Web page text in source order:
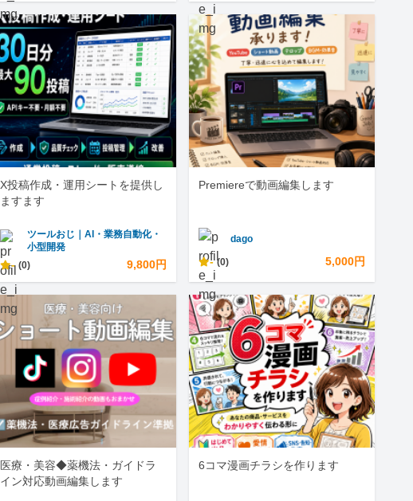
X投稿作成・運用シートを提供し
ますます
ツールおじ｜AI・業務自動化・
小型開発
- (0) 9,800円
Premiereで動画編集します
dago
- (0) 5,000円
医療・美容◆薬機法・ガイドラ
イン対応動画編集します
6コマ漫画チラシを作ります